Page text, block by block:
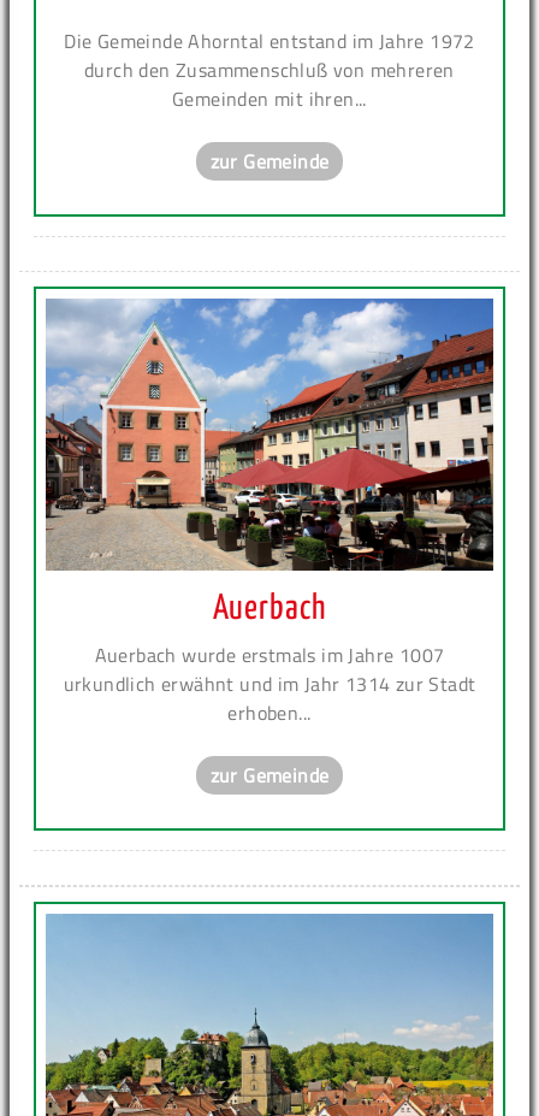
Die Gemeinde Ahorntal entstand im Jahre 1972
durch den Zusammenschluß von mehreren
Gemeinden mit ihren...
zur Gemeinde
Auerbach
Auerbach wurde erstmals im Jahre 1007
urkundlich erwähnt und im Jahr 1314 zur Stadt
erhoben...
zur Gemeinde